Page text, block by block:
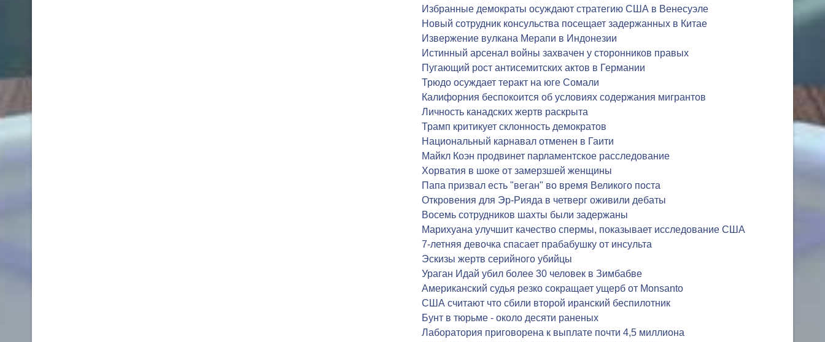
Избранные демократы осуждают стратегию США в Венесуэле
Новый сотрудник консульства посещает задержанных в Китае
Извержение вулкана Мерапи в Индонезии
Истинный арсенал войны захвачен у сторонников правых
Пугающий рост антисемитских актов в Германии
Трюдо осуждает теракт на юге Сомали
Калифорния беспокоится об условиях содержания мигрантов
Личность канадских жертв раскрыта
Трамп критикует склонность демократов
Национальный карнавал отменен в Гаити
Майкл Коэн продвинет парламентское расследование
Хорватия в шоке от замерзшей женщины
Папа призвал есть "веган" во время Великого поста
Откровения для Эр-Рияда в четверг оживили дебаты
Восемь сотрудников шахты были задержаны
Марихуана улучшит качество спермы, показывает исследование США
7-летняя девочка спасает прабабушку от инсульта
Эскизы жертв серийного убийцы
Ураган Идай убил более 30 человек в Зимбабве
Американский судья резко сокращает ущерб от Monsanto
США считают что сбили второй иранский беспилотник
Бунт в тюрьме - около десяти раненых
Лаборатория приговорена к выплате почти 4,5 миллиона